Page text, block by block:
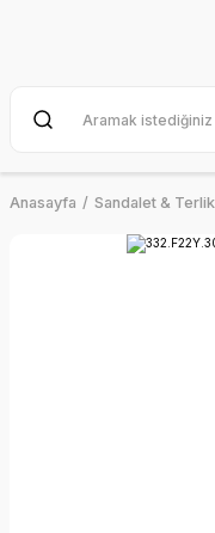
Anasayfa Sandalet & Terlik